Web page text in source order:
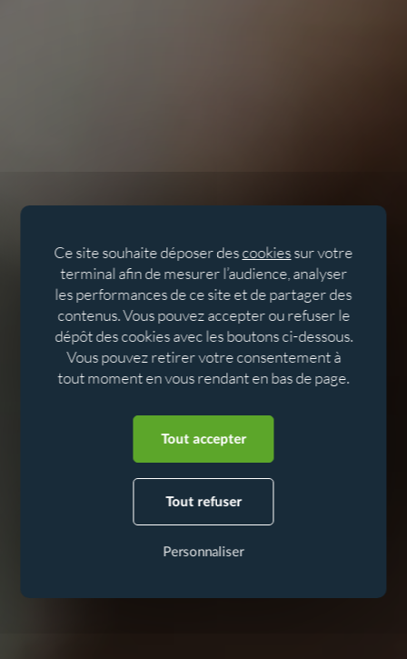
Ce site souhaite déposer descookiessur votre
terminal afin de mesurer l’audience, analyser
les performances de ce site et de partager des
contenus. Vous pouvez accepter ou refuser le
dépôt des cookies avec les boutons ci-dessous.
Vous pouvez retirer votre consentement à
tout moment en vous rendant en bas de page.
Tout accepter
Tout refuser
Personnaliser